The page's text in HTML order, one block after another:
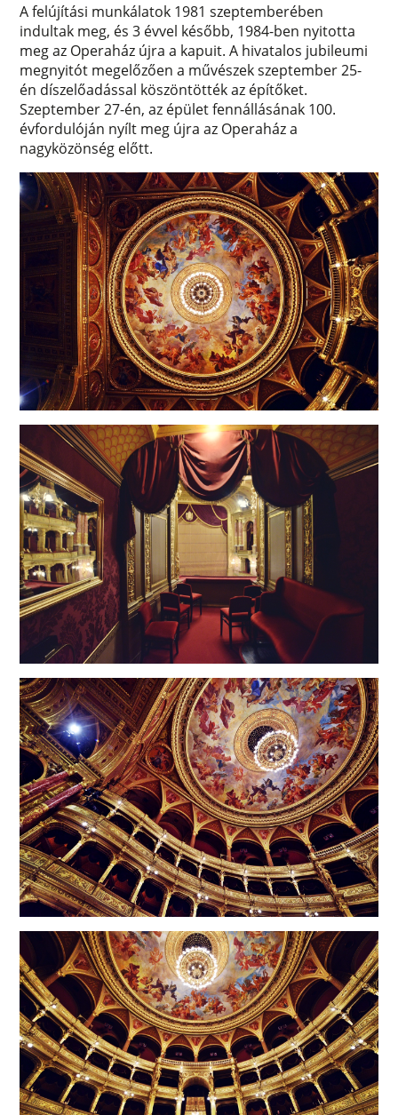
A felújítási munkálatok 1981 szeptemberében
indultak meg, és 3 évvel később, 1984-ben nyitotta
meg az Operaház újra a kapuit. A hivatalos jubileumi
megnyitót megelőzően a művészek szeptember 25-
én díszelőadással köszöntötték az építőket.
Szeptember 27-én, az épület fennállásának 100.
évfordulóján nyílt meg újra az Operaház a
nagyközönség előtt.